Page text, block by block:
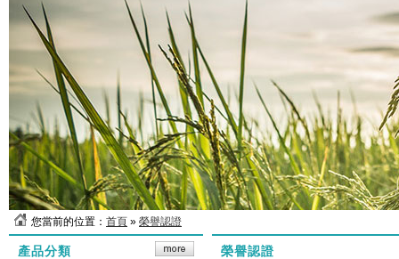
您當前的位置： 首頁 » 榮譽認證
產品分類 榮譽認證